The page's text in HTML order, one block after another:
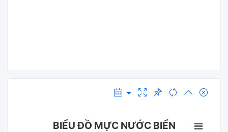
BIỂU ĐỒ MỰC NƯỚC BIỂN